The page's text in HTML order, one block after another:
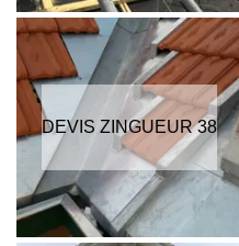
DEVIS ZINGUEUR 38